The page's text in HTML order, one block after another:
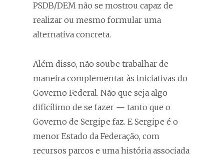
PSDB/DEM não se mostrou capaz de
realizar ou mesmo formular uma
alternativa concreta.
Além disso, não soube trabalhar de
maneira complementar às iniciativas do
Governo Federal. Não que seja algo
dificílimo de se fazer — tanto que o
Governo de Sergipe faz. E Sergipe é o
menor Estado da Federação, com
recursos parcos e uma história associada